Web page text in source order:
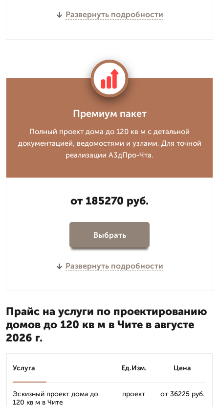
Развернуть подробности
Премиум пакет
Полный проект дома до 120 кв м с детальной
документацией, ведомостями и узлами. Для точной
реализации А3дПро-Чта.
от 185270 руб.
Выбрать
Развернуть подробности
Прайс на услуги по проектированию
домов до 120 кв м в Чите в августе
2026 г.
Услуга Ед.Изм. Цена
Эскизный проект дома до
120 кв м в Чите
проект от 36225 руб.